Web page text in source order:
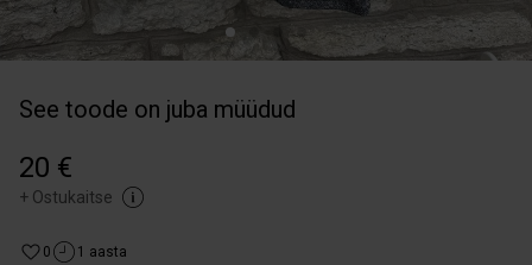
See toode on juba müüdud
20 €
+ Ostukaitse
0 1 aasta